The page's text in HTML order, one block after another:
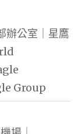
辦公室｜星鷹
Group